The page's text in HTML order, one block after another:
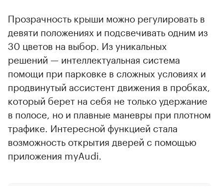
Прозрачность крыши можно регулировать в
девяти положениях и подсвечивать одним из
30 цветов на выбор. Из уникальных
решений — интеллектуальная система
помощи при парковке в сложных условиях и
продвинутый ассистент движения в пробках,
который берет на себя не только удержание
в полосе, но и плавные маневры при плотном
трафике. Интересной функцией стала
возможность открытия дверей с помощью
приложения myAudi.